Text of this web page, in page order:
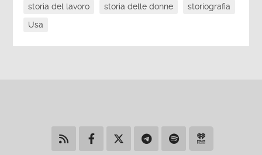
storia del lavoro
storia delle donne
storiografia
Usa